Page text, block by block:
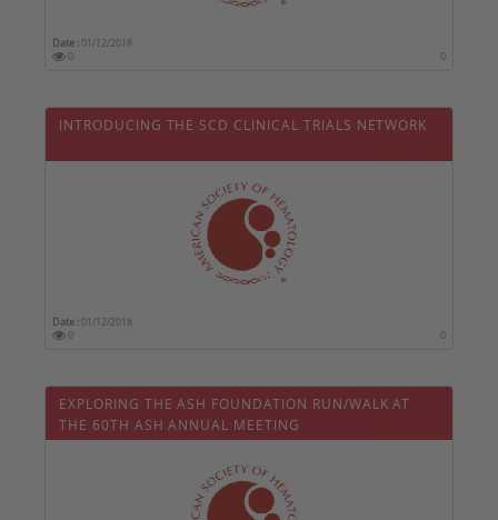
Date :01/12/2018
0
0
INTRODUCING THE SCD CLINICAL TRIALS NETWORK
Date :01/12/2018
0
0
EXPLORING THE ASH FOUNDATION RUN/WALK AT
THE 60TH ASH ANNUAL MEETING